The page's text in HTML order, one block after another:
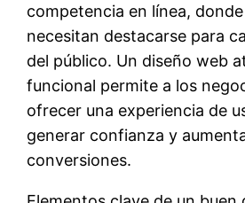
competencia en línea,
necesitan destacarse para
del público. Un diseño web
funcional permite a los
ofrecer una experiencia de
generar confianza y
conversiones.